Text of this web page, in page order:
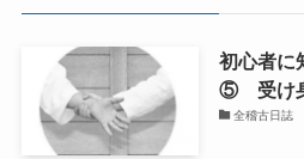
初心者に
⑤ 受け
全稽古日誌